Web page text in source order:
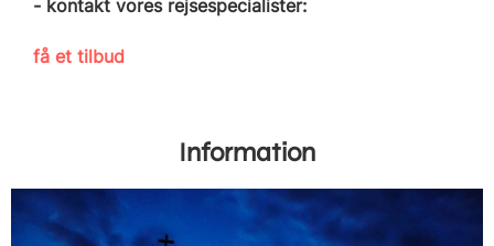
- kontakt vores rejsespecialister:
få et tilbud
Information